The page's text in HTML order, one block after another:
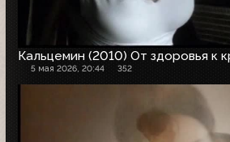
Кальцемин (2010) От здоровья к
5 мая 2026, 20:44 352